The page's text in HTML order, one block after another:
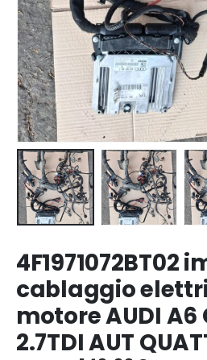
4F1971072BT02
cablaggio
motore AUDI A6
2.7TDI AUT